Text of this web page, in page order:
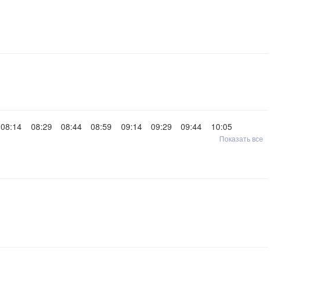
08:14 08:29 08:44 08:59 09:14 09:29 09:44
10:05
Показать все